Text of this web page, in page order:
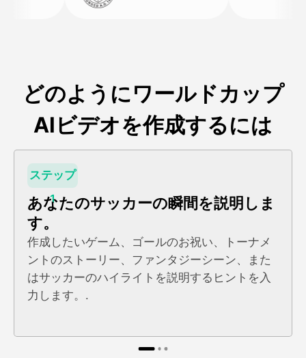
どのようにワールドカップ
AIビデオを作成するには
ステップ
1
あなたのサッカーの瞬間を説明しま
す。
作成したいゲーム、ゴールのお祝い、トーナメ
ントのストーリー、ファンタジーシーン、また
はサッカーのハイライトを説明するヒントを入
力します。.